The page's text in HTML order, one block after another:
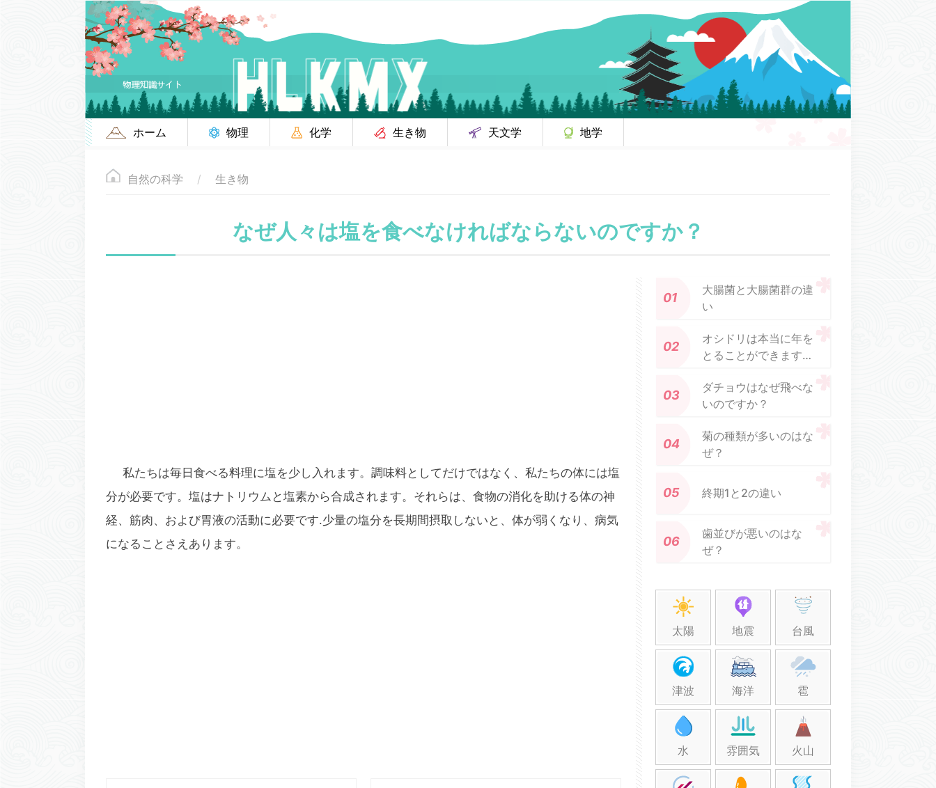
ホーム 物理 化学 生き物 天文学 地学
自然の科学 生き物
なぜ人々は塩を食べなければならないのですか？
私たちは毎日食べる料理に塩を少し入れます。調味料としてだけではなく、私たちの体には塩
分が必要です。塩はナトリウムと塩素から合成されます。それらは、食物の消化を助ける体の神
経、筋肉、および胃液の活動に必要です.少量の塩分を長期間摂取しないと、体が弱くなり、病気
になることさえあります。
大腸菌と大腸菌群の違
い
オシドリは本当に年を
とることができます
ダチョウはなぜ飛べな
いのですか？
菊の種類が多いのはな
ぜ？
終期1と2の違い
歯並びが悪いのはな
ぜ？
太陽 地震 台風
津波 海洋 雹
水 雰囲気 火山